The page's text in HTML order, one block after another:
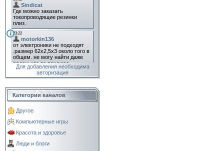
Для добавления необходима
авторизация
Категории каналов
Другое
Компьютерные игры
Красота и здоровье
Люди и блоги